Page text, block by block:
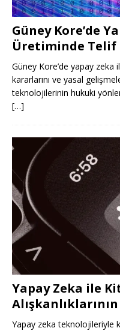
Güney Kore’de
Üretiminde Telif
Güney Kore’de yapay zeka
kararlarını ve yasal
teknolojilerinin hukuki
[…]
Yapay Zeka ile
Yapay zeka teknolojileriyle